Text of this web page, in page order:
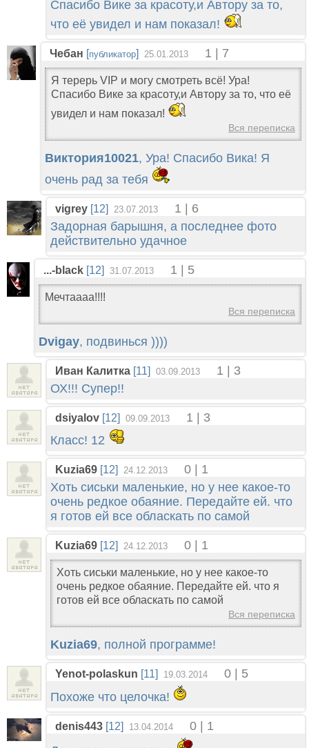
Спасибо Вике за красоту,и Автору за то,
что её увидел и нам показал!
Чебан [публикатор] 25.01.2013 1 | 7
Я терерь VIP и могу смотреть всё! Ура!
Спасибо Вике за красоту,и Автору за то, что её
увидел и нам показал!
Вся переписка
Виктория10021, Ура! Спасибо Вика! Я
очень рад за тебя
vigrey [12] 23.07.2013
1 | 6
Задорная барышня, а последнее фото
действительно удачное
...-black [12] 31.07.2013 1 | 5
Мечтаааа!!!!
Вся переписка
Dvigay, подвинься ))))
Иван Калитка [11] 03.09.2013
1 | 3
ОХ!!! Супер!!
dsiyalov [12] 09.09.2013
1 | 3
Класс! 12
Kuzia69 [12] 24.12.2013
0 | 1
Хоть сиськи маленькие, но у нее какое-то
очень редкое обаяние. Передайте ей. что
я готов ей все обласкать по самой
Kuzia69 [12] 24.12.2013 0 | 1
Хоть сиськи маленькие, но у нее какое-то
очень редкое обаяние. Передайте ей. что я
готов ей все обласкать по самой
Вся переписка
Kuzia69, полной программе!
Yenot-polaskun [11] 19.03.2014
0 | 5
Похоже что целочка!
denis443 [12] 13.04.2014
0 | 1